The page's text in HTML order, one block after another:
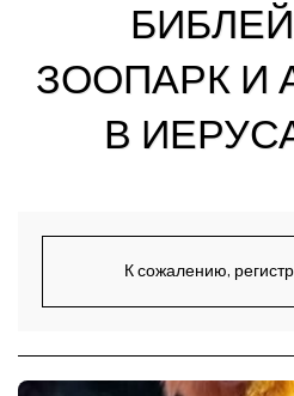
ЗООПАРК И
В
К сожалению,